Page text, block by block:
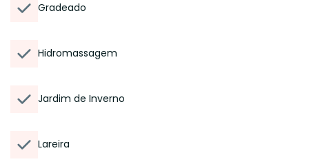
Gradeado
Hidromassagem
Jardim de Inverno
Lareira